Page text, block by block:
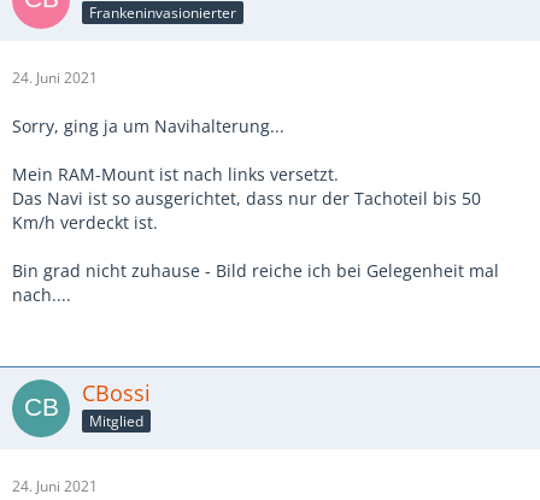
Frankeninvasionierter
24. Juni 2021
Sorry, ging ja um Navihalterung...
Mein RAM-Mount ist nach links versetzt.
Das Navi ist so ausgerichtet, dass nur der Tachoteil bis 50
Km/h verdeckt ist.
Bin grad nicht zuhause - Bild reiche ich bei Gelegenheit mal
nach....
CBossi
Mitglied
24. Juni 2021